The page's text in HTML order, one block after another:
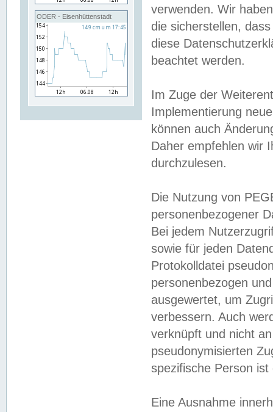
ODER - Eisenhüttenstadt
verwenden. Wir
die sicherstellen,
diese
beachtet werden.
Im Zuge der
Implementierung
können auch
Daher empfehlen wir
durchzulesen.
Die Nutzung von
personenbezogener
Bei jedem
sowie für jeden
Protokolldatei
personenbezogen
ausgewertet, um
verbessern. Auch
verknüpft und nicht
pseudonymisierten
spezifische Person
Eine Ausnahme